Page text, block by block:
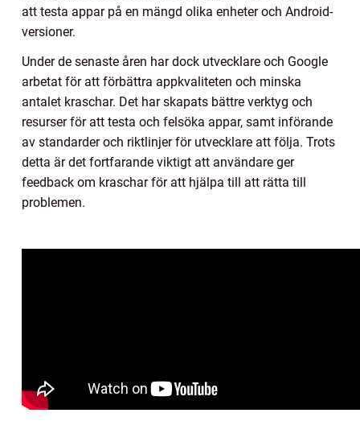
att testa appar på en mängd olika enheter och Android-
versioner.
Under de senaste åren har dock utvecklare och Google
arbetat för att förbättra appkvaliteten och minska
antalet kraschar. Det har skapats bättre verktyg och
resurser för att testa och felsöka appar, samt införande
av standarder och riktlinjer för utvecklare att följa. Trots
detta är det fortfarande viktigt att användare ger
feedback om kraschar för att hjälpa till att rätta till
problemen.